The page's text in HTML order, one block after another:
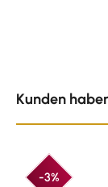
Kunden
-3%